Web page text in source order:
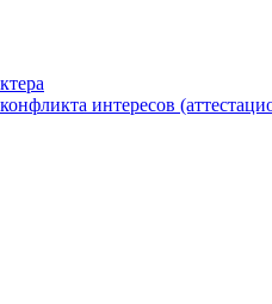
интересов